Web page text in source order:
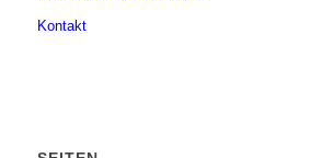
Kontakt